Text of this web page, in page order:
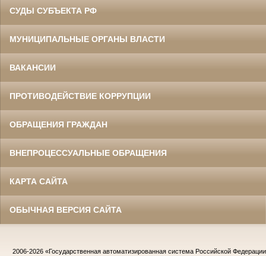
СУДЫ СУБЪЕКТА РФ
МУНИЦИПАЛЬНЫЕ ОРГАНЫ ВЛАСТИ
ВАКАНСИИ
ПРОТИВОДЕЙСТВИЕ КОРРУПЦИИ
ОБРАЩЕНИЯ ГРАЖДАН
ВНЕПРОЦЕССУАЛЬНЫЕ ОБРАЩЕНИЯ
КАРТА САЙТА
ОБЫЧНАЯ ВЕРСИЯ САЙТА
2006-2026 «Государственная автоматизированная система Российской